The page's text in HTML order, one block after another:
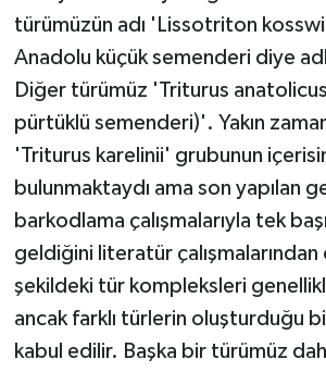
türümüzün adı 'Lissotriton
Anadolu küçük semenderi diye
Diğer türümüz 'Triturus
pürtüklü semenderi)'. Yakın
'Triturus karelinii' grubunun
bulunmaktaydı ama son yapılan
barkodlama çalışmalarıyla tek
geldiğini literatür
şekildeki tür kompleksleri
ancak farklı türlerin oluşturduğu
kabul edilir. Başka bir türümüz